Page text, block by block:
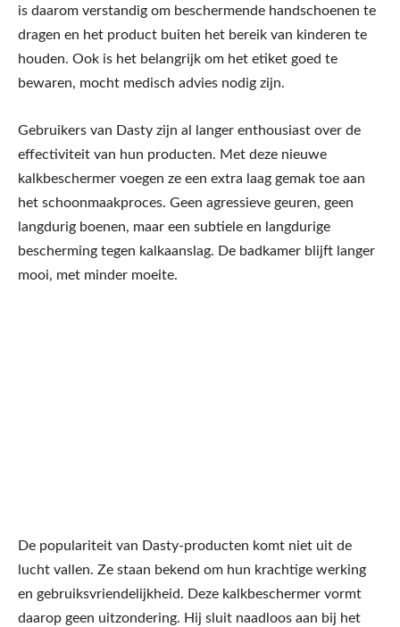
is daarom verstandig om beschermende handschoenen te
dragen en het product buiten het bereik van kinderen te
houden. Ook is het belangrijk om het etiket goed te
bewaren, mocht medisch advies nodig zijn.
Gebruikers van Dasty zijn al langer enthousiast over de
effectiviteit van hun producten. Met deze nieuwe
kalkbeschermer voegen ze een extra laag gemak toe aan
het schoonmaakproces. Geen agressieve geuren, geen
langdurig boenen, maar een subtiele en langdurige
bescherming tegen kalkaanslag. De badkamer blijft langer
mooi, met minder moeite.
De populariteit van Dasty-producten komt niet uit de
lucht vallen. Ze staan bekend om hun krachtige werking
en gebruiksvriendelijkheid. Deze kalkbeschermer vormt
daarop geen uitzondering. Hij sluit naadloos aan bij het